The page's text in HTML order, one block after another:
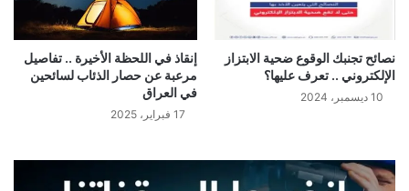
نصائح تجنبك الوقوع ضحية الابتزاز
الإلكتروني .. تعرف عليها؟
10 ديسمبر، 2024
إنقاذ في اللحظة الأخيرة .. تفاصيل
مرعبة عن حصار الذئاب لسائحين
في العراق
17 فبراير، 2025